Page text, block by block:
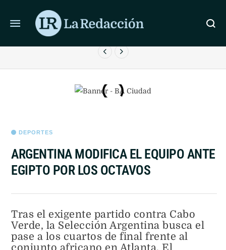
ÚLTIMAS NOTICIAS
CICLOGÉNESIS Y ALERTA NARANJA POR TORMENTAS
DEPORTES
ARGENTINA MODIFICA EL EQUIPO ANTE
EGIPTO POR LOS OCTAVOS
Tras el exigente partido contra Cabo
Verde, la Selección Argentina busca el
pase a los cuartos de final frente al